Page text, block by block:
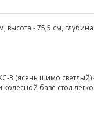
высота - 75,5 см,
3 (ясень шимо
базе стол